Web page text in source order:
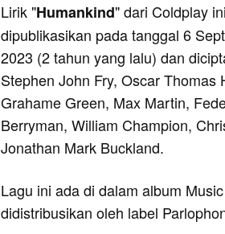
Lirik "Humankind" dari Coldplay ini
dipublikasikan pada tanggal 6
2023 (2 tahun yang lalu) dan
Stephen John Fry, Oscar Thomas
Grahame Green, Max Martin,
Berryman, William Champion,
Jonathan Mark Buckland.
Lagu ini ada di dalam album
didistribusikan oleh label